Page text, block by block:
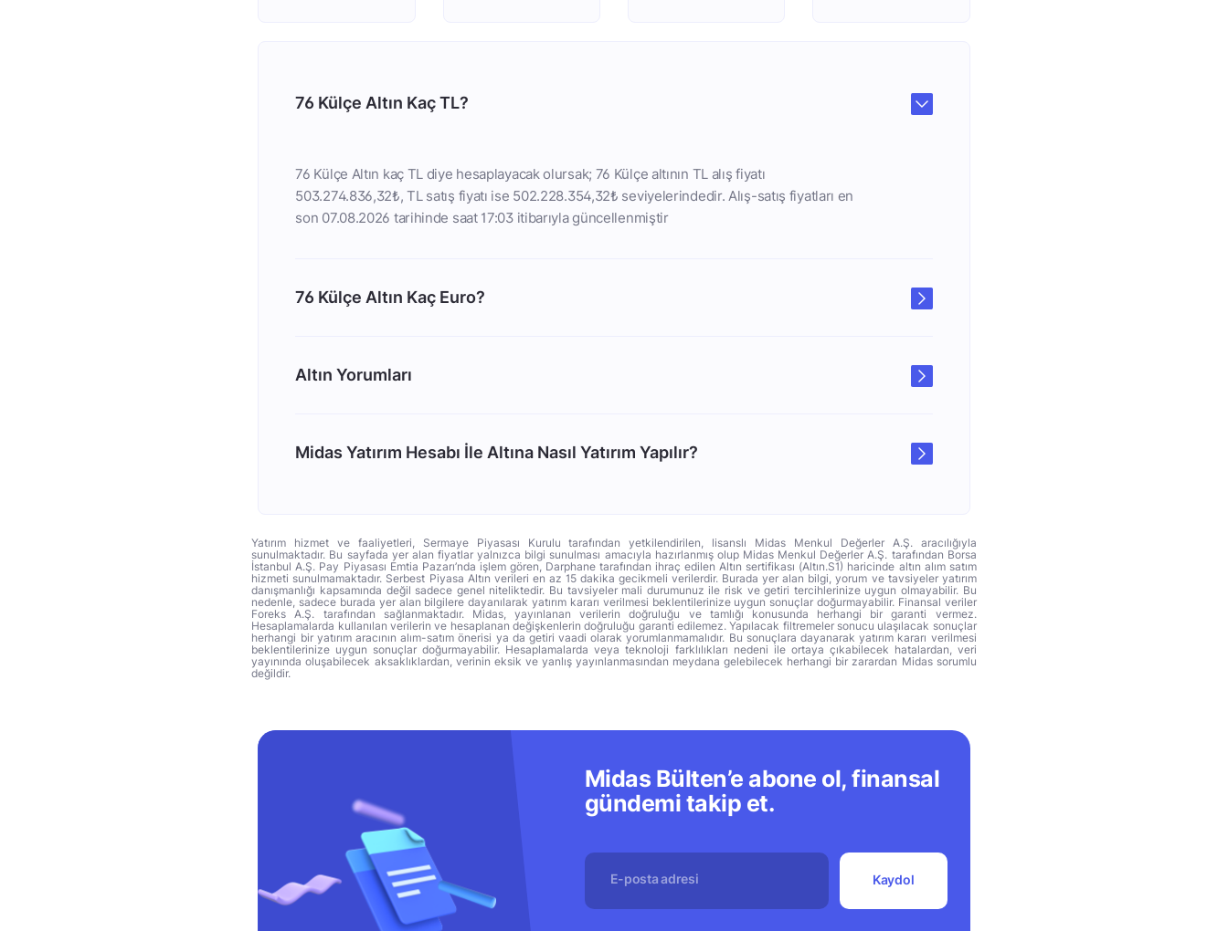
76 Külçe Altın Kaç TL?
76 Külçe Altın kaç TL diye hesaplayacak olursak; 76 Külçe altının TL alış fiyatı
503.274.836,32₺, TL satış fiyatı ise 502.228.354,32₺ seviyelerindedir. Alış-satış fiyatları en
son 07.08.2026 tarihinde saat 17:03 itibarıyla güncellenmiştir
76 Külçe Altın Kaç Euro?
Altın Yorumları
Midas Yatırım Hesabı İle Altına Nasıl Yatırım Yapılır?
Yatırım hizmet ve faaliyetleri, Sermaye Piyasası Kurulu tarafından yetkilendirilen, lisanslı Midas Menkul Değerler A.Ş. aracılığıyla
sunulmaktadır. Bu sayfada yer alan fiyatlar yalnızca bilgi sunulması amacıyla hazırlanmış olup Midas Menkul Değerler A.Ş. tarafından Borsa
İstanbul A.Ş. Pay Piyasası Emtia Pazarı’nda işlem gören, Darphane tarafından ihraç edilen Altın sertifikası (Altın.S1) haricinde altın alım satım
hizmeti sunulmamaktadır. Serbest Piyasa Altın verileri en az 15 dakika gecikmeli verilerdir. Burada yer alan bilgi, yorum ve tavsiyeler yatırım
danışmanlığı kapsamında değil sadece genel niteliktedir. Bu tavsiyeler mali durumunuz ile risk ve getiri tercihlerinize uygun olmayabilir. Bu
nedenle, sadece burada yer alan bilgilere dayanılarak yatırım kararı verilmesi beklentilerinize uygun sonuçlar doğurmayabilir. Finansal veriler
Foreks A.Ş. tarafından sağlanmaktadır. Midas, yayınlanan verilerin doğruluğu ve tamlığı konusunda herhangi bir garanti vermez.
Hesaplamalarda kullanılan verilerin ve hesaplanan değişkenlerin doğruluğu garanti edilemez. Yapılacak filtremeler sonucu ulaşılacak sonuçlar
herhangi bir yatırım aracının alım-satım önerisi ya da getiri vaadi olarak yorumlanmamalıdır. Bu sonuçlara dayanarak yatırım kararı verilmesi
beklentilerinize uygun sonuçlar doğurmayabilir. Hesaplamalarda veya teknoloji farklılıkları nedeni ile ortaya çıkabilecek hatalardan, veri
yayınında oluşabilecek aksaklıklardan, verinin eksik ve yanlış yayınlanmasından meydana gelebilecek herhangi bir zarardan Midas sorumlu
değildir.
Midas Bülten’e abone ol, finansal
gündemi takip et.
Kaydol